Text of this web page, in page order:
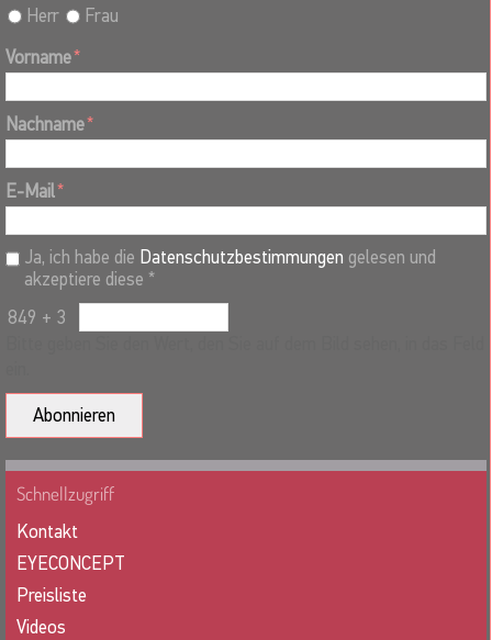
Herr
Frau
Vorname*
Nachname*
E-Mail*
Ja, ich habe die Datenschutzbestimmungen gelesen und
akzeptiere diese *
849 + 3
Abonnieren
Schnellzugriff
Kontakt
EYECONCEPT
Preisliste
Videos